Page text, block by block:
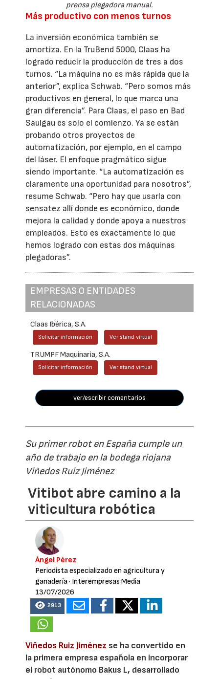
prensa plegadora manual.
Más productivo con menos turnos
La inversión económica también se
amortiza. En la TruBend 5000, Claas ha
logrado reducir la producción de tres a dos
turnos. “La máquina no es más rápida que la
anterior”, explica Schwab. “Pero somos más
productivos en general, lo que marca una
gran diferencia”. Para Claas, el paso en Bad
Saulgau es solo el comienzo. Ya se están
probando otros proyectos de
automatización, por ejemplo, en el campo
del láser. El enfoque pragmático sigue
siendo importante. “La automatización es
claramente una oportunidad para nosotros”,
resume Schwab. “Pero hay que usarla con
sensatez allí donde es económico, donde
mejora la calidad y donde apoya a nuestros
empleados. Esto es exactamente lo que
hemos logrado con estas dos máquinas
plegadoras”.
EMPRESAS O ENTIDADES
RELACIONADAS
Claas Ibérica, S.A.
Solicitar información Ver stand virtual
TRUMPF Maquinaria, S.A.
Solicitar información Ver stand virtual
ver/escribir comentarios
Su primer robot en España cumple un
año de trabajo en la bodega riojana
Viñedos Ruiz Jiménez
Vitibot abre camino a la
viticultura robótica
Ángel Pérez
Periodista especializado en agricultura y
ganadería· Interempresas Media
13/07/2026
2913
Viñedos Ruiz Jiménez se ha convertido en
la primera empresa española en incorporar
el robot autónomo Bakus L, desarrollado